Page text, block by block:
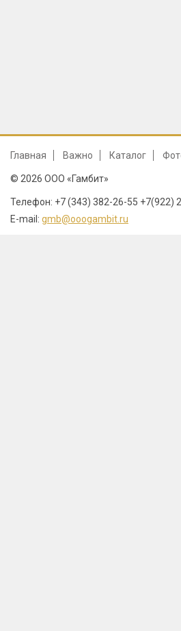
Главная Важно Каталог
© 2026 ООО «Гамбит»
Телефон: +7 (343) 382-26-55
E-mail: gmb@ooogambit.ru